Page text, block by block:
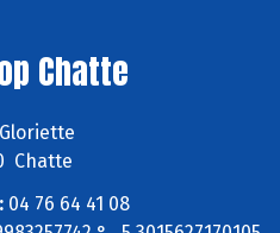
Chatte
Chatte
04 76 64 41 08